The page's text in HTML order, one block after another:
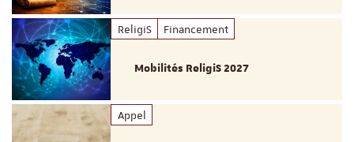
ReligiS Financement
Mobilités ReligiS 2027
Appel